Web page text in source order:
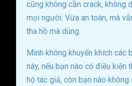
cũng không cần crack, không
mọi người. Vừa an toàn, mà
tha hồ mà dùng.
Mình không khuyến khích các
này, nếu bạn nào có điều kiện
hộ tác giả, còn bạn nào